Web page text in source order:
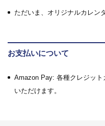
ただいま、オリジナルカレン
お支払いについて
Amazon Pay: 各種クレジッ
いただけます。